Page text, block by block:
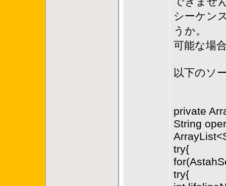
シーケン
うか。
可能な場
以下のソ
private
String
try{
try{